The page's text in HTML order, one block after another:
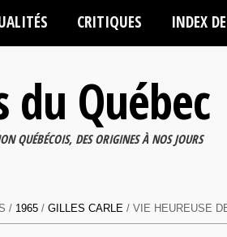
CRITIQUES INDEX
du Québec
QUÉBÉCOIS, DES ORIGINES À NOS JOURS
/ 1965 / GILLES CARLE / VIE HEUREUSE